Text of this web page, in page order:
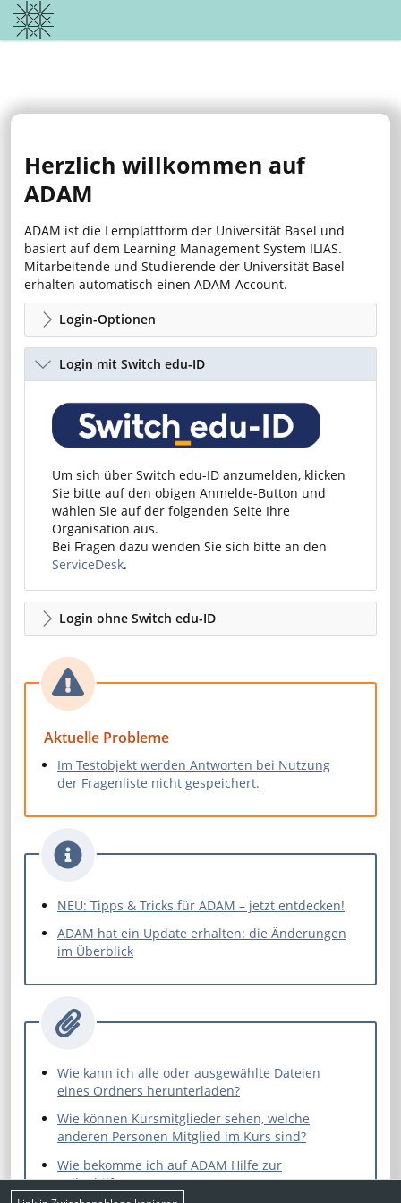
Herzlich willkommen auf
ADAM
ADAM ist die Lernplattform der Universität Basel und
basiert auf dem Learning Management System ILIAS.
Mitarbeitende und Studierende der Universität Basel
erhalten automatisch einen ADAM-Account.
Login-Optionen
Login mit Switch edu-ID
Um sich über Switch edu-ID anzumelden, klicken
Sie bitte auf den obigen Anmelde-Button und
wählen Sie auf der folgenden Seite Ihre
Organisation aus.
Bei Fragen dazu wenden Sie sich bitte an den
ServiceDesk.
Login ohne Switch edu-ID
Aktuelle Probleme
Im Testobjekt werden Antworten bei Nutzung
der Fragenliste nicht gespeichert.
NEU: Tipps & Tricks für ADAM – jetzt entdecken!
ADAM hat ein Update erhalten: die Änderungen
im Überblick
Wie kann ich alle oder ausgewählte Dateien
eines Ordners herunterladen?
Wie können Kursmitglieder sehen, welche
anderen Personen Mitglied im Kurs sind?
Wie bekomme ich auf ADAM Hilfe zur
Selbsthilfe?